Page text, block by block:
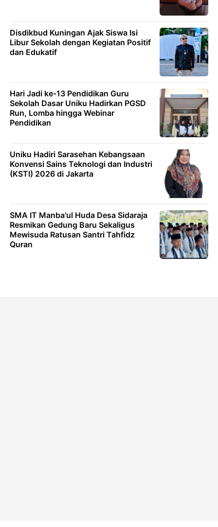
Disdikbud Kuningan Ajak Siswa Isi
Libur Sekolah dengan Kegiatan Positif
dan Edukatif
Hari Jadi ke-13 Pendidikan Guru
Sekolah Dasar Uniku Hadirkan PGSD
Run, Lomba hingga Webinar
Pendidikan
Uniku Hadiri Sarasehan Kebangsaan
Konvensi Sains Teknologi dan Industri
(KSTI) 2026 di Jakarta
SMA IT Manba'ul Huda Desa Sidaraja
Resmikan Gedung Baru Sekaligus
Mewisuda Ratusan Santri Tahfidz
Quran